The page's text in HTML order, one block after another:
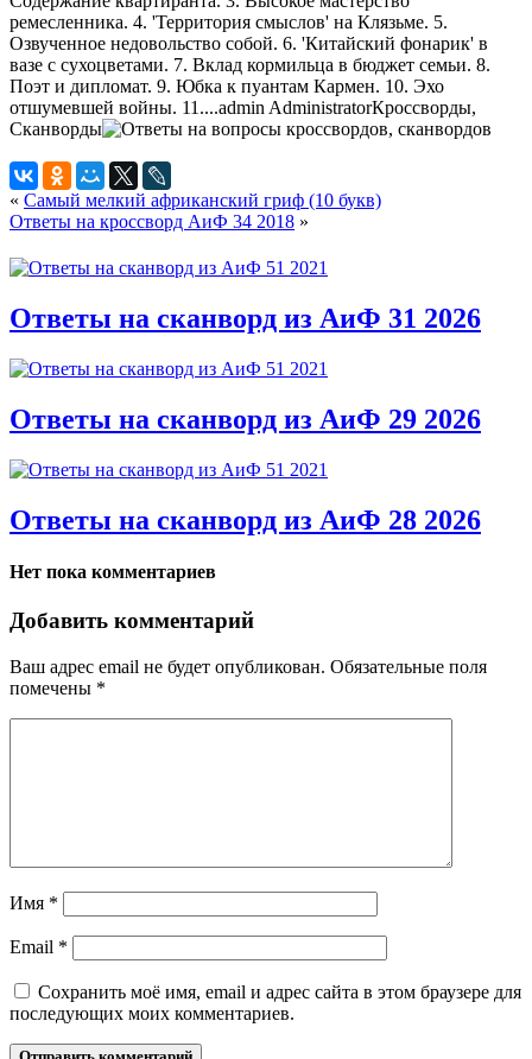
ремесленника. 4. 'Территория смыслов' на Клязьме. 5.
Озвученное недовольство собой. 6. 'Китайский фонарик' в
вазе с сухоцветами. 7. Вклад кормильца в бюджет семьи. 8.
Поэт и дипломат. 9. Юбка к пуантам Кармен. 10. Эхо
отшумевшей войны. 11....admin AdministratorКроссворды,
Сканворды
« Самый мелкий африканский гриф (10 букв)
Ответы на кроссворд АиФ 34 2018 »
Ответы на сканворд из АиФ 31 2026
Ответы на сканворд из АиФ 29 2026
Ответы на сканворд из АиФ 28 2026
Нет пока комментариев
Добавить комментарий
Ваш адрес email не будет опубликован. Обязательные поля
помечены *
Имя *
Email *
Сохранить моё имя, email и адрес сайта в этом браузере для
последующих моих комментариев.